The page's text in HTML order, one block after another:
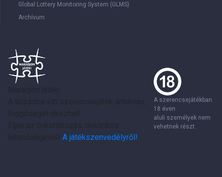
Global Lottery Monitoring System (GLMS)
Archívum
A játékszenvedélyről!
A szerencsejátékban
18 éven
aluli személyek nem
vehetnek részt.